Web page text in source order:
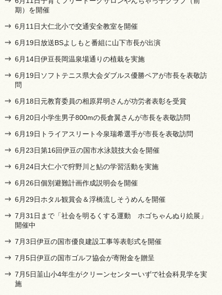
期）を開催
6月11日大仁北小で交通安全教室を開催
6月19日放送BSよしもと番組に山下市長が出演
6月14日伊豆長岡温泉場通りの植栽を実施
6月19日ソフトテニス県大会ダブルス優勝ペアが市長を表敬訪
問
6月18日元教育委員の相原昇明さんが功労者表彰を受賞
6月20日小学生男子800mの長倉翼さんが市長を表敬訪問
6月19日トライアスリート今泉瑞希選手が市長を表敬訪問
6月23日第16回伊豆の国市水泳競技大会を開催
6月24日大仁小で狩野川と鮎の学習活動を実施
6月26日個別避難計画作成説明会を開催
6月29日ホタル観賞会＆浮橋流しそうめんを開催
7月31日まで「社会を明るくする運動 ホゴちゃんぬり絵展」
開催中
7月3日伊豆の国市優良建設工事等表彰式を開催
7月5日伊豆の国市ゴルフ協会が寄附金を贈呈
7月5日韮山小4年生がクリーンセンターいずで社会科見学を実
施